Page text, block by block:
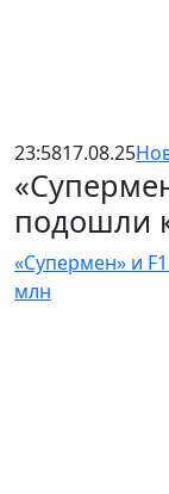
23:5817.08.25
подошли
«Супермен» и
млн